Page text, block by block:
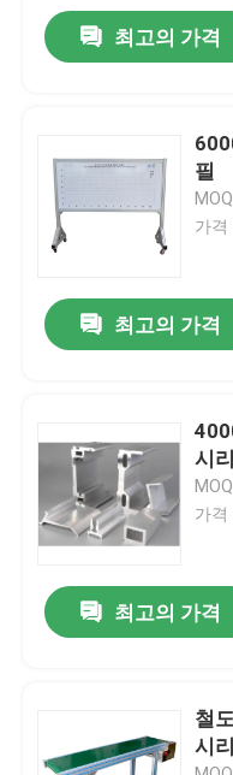
제품
우리에 대하여
공장 여행
연락주세요
인용문을 요구하세요
산업 알루미늄 단면도
Ｖ 슬롯 알루미늄 프
최고의 가격
필
가격
최고의 가격
시
가격
최고의 가격
철
시